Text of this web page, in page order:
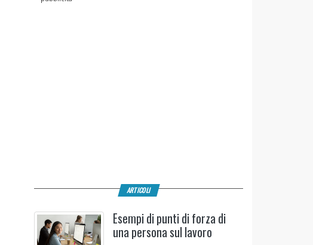
ARTICOLI
Esempi di punti di forza di
una persona sul lavoro